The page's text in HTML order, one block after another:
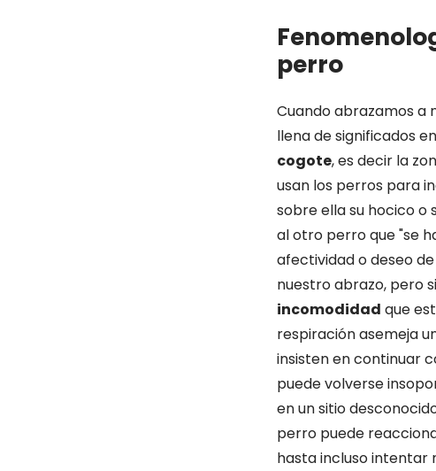
perro
Cuando abrazamos a
llena de significados
cogote, es decir la
usan los perros para
sobre ella su hocico o
al otro perro que "se
afectividad o deseo
nuestro abrazo, pero
incomodidad que
respiración asemeja
insisten en continuar
puede volverse
en un sitio
perro puede
hasta incluso intentar